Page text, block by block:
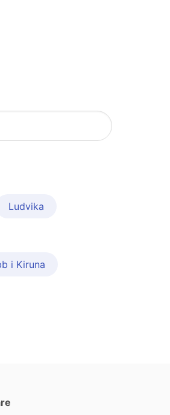
Ludvika
i Kiruna